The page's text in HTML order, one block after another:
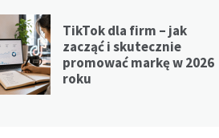
TikTok dla firm – jak
zacząć i skutecznie
promować markę w 2026
roku